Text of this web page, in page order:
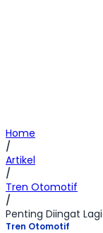
Home
/
Artikel
/
Tren Otomotif
/
Penting Diingat
Tren Otomotif